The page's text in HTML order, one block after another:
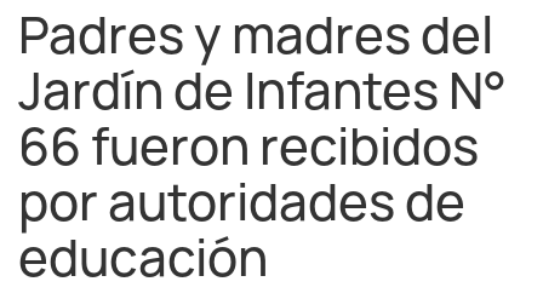
Padres y madres del
Jardín de Infantes N°
66 fueron recibidos
por autoridades de
educación